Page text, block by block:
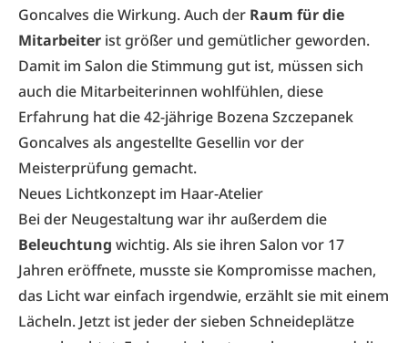
Goncalves die Wirkung. Auch der Raum für die
Mitarbeiter ist größer und gemütlicher geworden.
Damit im Salon die Stimmung gut ist, müssen sich
auch die Mitarbeiterinnen wohlfühlen, diese
Erfahrung hat die 42-jährige Bozena Szczepanek
Goncalves als angestellte Gesellin vor der
Meisterprüfung gemacht.
Neues Lichtkonzept im Haar-Atelier
Bei der Neugestaltung war ihr außerdem die
Beleuchtung wichtig. Als sie ihren Salon vor 17
Jahren eröffnete, musste sie Kompromisse machen,
das Licht war einfach irgendwie, erzählt sie mit einem
Lächeln. Jetzt ist jeder der sieben Schneideplätze